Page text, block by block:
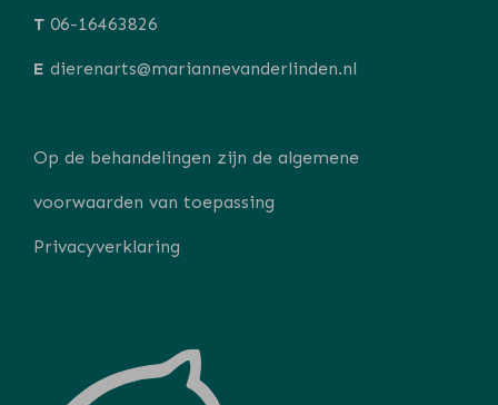
T 06-16463826
E dierenarts@mariannevanderlinden.nl
Op de behandelingen zijn de algemene
voorwaarden van toepassing
Privacyverklaring